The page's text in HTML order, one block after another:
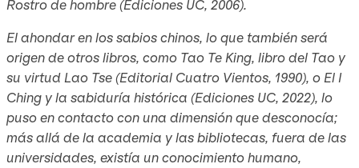
Rostro de hombre (Ediciones UC, 2006).
El ahondar en los sabios chinos, lo que también será
origen de otros libros, como Tao Te King, libro del Tao y
su virtud Lao Tse (Editorial Cuatro Vientos, 1990), o El I
Ching y la sabiduría histórica (Ediciones UC, 2022), lo
puso en contacto con una dimensión que desconocía;
más allá de la academia y las bibliotecas, fuera de las
universidades, existía un conocimiento humano,